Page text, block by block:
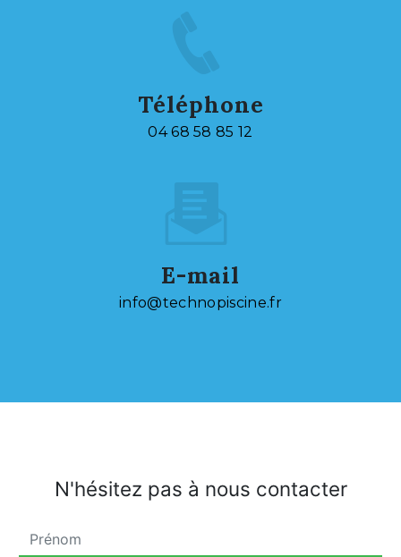
Téléphone
04 68 58 85 12
E-mail
info@technopiscine.fr
N'hésitez pas à nous contacter